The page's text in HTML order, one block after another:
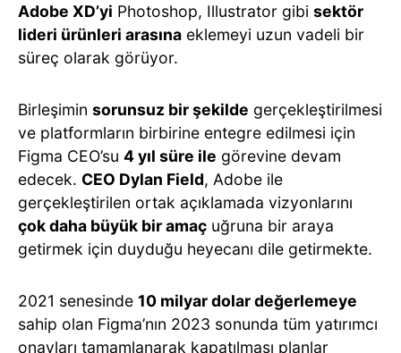
Adobe XD’yi Photoshop, Illustrator gibi sektör
lideri ürünleri arasına eklemeyi uzun vadeli bir
süreç olarak görüyor.
Birleşimin sorunsuz bir şekilde gerçekleştirilmesi
ve platformların birbirine entegre edilmesi için
Figma CEO’su 4 yıl süre ile görevine devam
edecek. CEO Dylan Field, Adobe ile
gerçekleştirilen ortak açıklamada vizyonlarını
çok daha büyük bir amaç uğruna bir araya
getirmek için duyduğu heyecanı dile getirmekte.
2021 senesinde 10 milyar dolar değerlemeye
sahip olan Figma’nın 2023 sonunda tüm yatırımcı
onayları tamamlanarak kapatılması planlar